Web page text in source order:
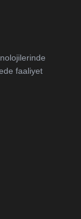
faaliyet